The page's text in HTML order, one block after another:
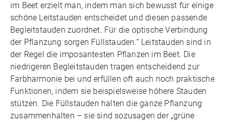
im Beet erzielt man, indem man sich bewusst für einige
schöne Leitstauden entscheidet und diesen passende
Begleitstauden zuordnet. Für die optische Verbindung
der Pflanzung sorgen Füllstauden.“ Leitstauden sind in
der Regel die imposantesten Pflanzen im Beet. Die
niedrigeren Begleitstauden tragen entscheidend zur
Farbharmonie bei und erfüllen oft auch noch praktische
Funktionen, indem sie beispielsweise höhere Stauden
stützen. Die Füllstauden halten die ganze Pflanzung
zusammenhalten – sie sind sozusagen der „grüne